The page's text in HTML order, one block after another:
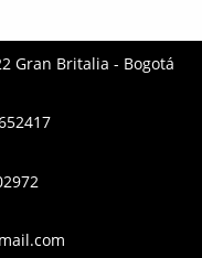
Gran Britalia - Bogotá